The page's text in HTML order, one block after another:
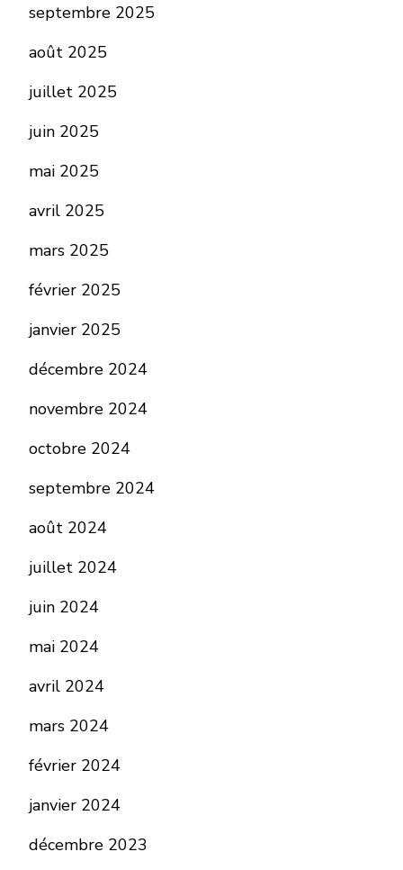
septembre 2025
août 2025
juillet 2025
juin 2025
mai 2025
avril 2025
mars 2025
février 2025
janvier 2025
décembre 2024
novembre 2024
octobre 2024
septembre 2024
août 2024
juillet 2024
juin 2024
mai 2024
avril 2024
mars 2024
février 2024
janvier 2024
décembre 2023